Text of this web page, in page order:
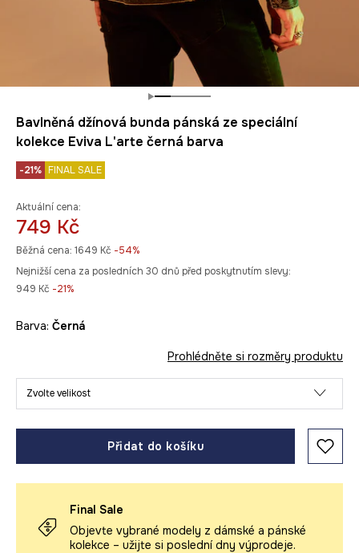
Bavlněná džínová bunda pánská ze speciální
kolekce Eviva L'arte černá barva
-21% FINAL SALE
Aktuální cena:
749 Kč
Běžná cena: 1649 Kč -54%
Nejnižší cena za posledních 30 dnů před poskytnutím slevy:
949 Kč -21%
Barva: černá
Prohlédněte si rozměry produktu
Zvolte velikost
Přidat do košíku
Final Sale
Objevte vybrané modely z dámské a pánské
kolekce – užijte si poslední dny výprodeje.